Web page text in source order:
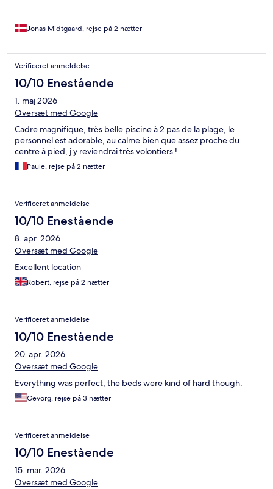
Jonas Midtgaard, rejse på 2 nætter
Verificeret anmeldelse
10/10 Enestående
1. maj 2026
Oversæt med Google
Cadre magnifique, très belle piscine à 2 pas de la plage, le
personnel est adorable, au calme bien que assez proche du
centre à pied, j y reviendrai très volontiers !
Paule, rejse på 2 nætter
Verificeret anmeldelse
10/10 Enestående
8. apr. 2026
Oversæt med Google
Excellent location
Robert, rejse på 2 nætter
Verificeret anmeldelse
10/10 Enestående
20. apr. 2026
Oversæt med Google
Everything was perfect, the beds were kind of hard though.
Gevorg, rejse på 3 nætter
Verificeret anmeldelse
10/10 Enestående
15. mar. 2026
Oversæt med Google